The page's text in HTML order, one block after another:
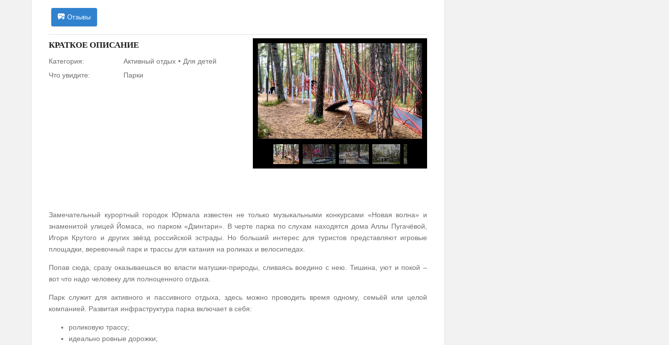
Отзывы
КРАТКОЕ ОПИСАНИЕ
Категория: Активный отдых
Для детей
Что увидите:
Парки
Замечательный курортный городок Юрмала известен не только музыкальными конкурсами «Новая волна» и
знаменитой улицей Йомаса, но парком «Дзинтари». В черте парка по слухам находятся дома Аллы Пугачёвой,
Игоря Крутого и других звёзд российской эстрады. Но больший интерес для туристов представляют игровые
площадки, веревочный парк и трассы для катания на роликах и велосипедах.
Попав сюда, сразу оказываешься во власти матушки-природы, сливаясь воедино с нею. Тишина, уют и покой –
вот что надо человеку для полноценного отдыха.
Парк служит для активного и пассивного отдыха, здесь можно проводить время одному, семьёй или целой
компанией. Развитая инфраструктура парка включает в себя:
роликовую трассу;
идеально ровные дорожки;